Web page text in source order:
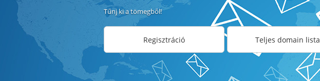
Tűnj ki a tömegből!
Regisztráció Teljes domain lista